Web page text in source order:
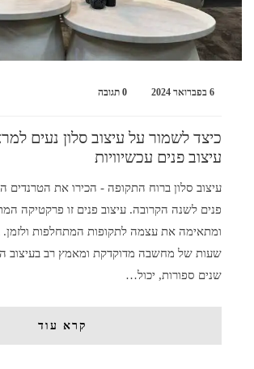
6 בפברואר 2024 0 תגובה
כיצד לשמור על עיצוב סלון נעים
עיצוב פנים עכשיוויות
עיצוב סלון ברוח התקופה - הכירו את הטרנדים
פנים לשנה הקרובה. עיצוב פנים זו פרקטיקה
ומתאימה את עצמה לתקופות המתחלפות
שעות של מחשבה מדוקדקת ומאמץ רב בעיצוב
שנים ספורות, יכול…
קרא עוד